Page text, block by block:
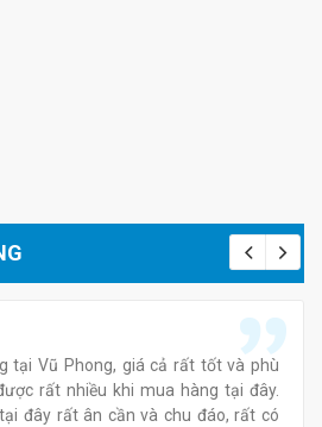
tại Vũ Phong, giá cả rất tốt và phù
rất nhiều khi mua hàng tại đây.
đây rất ân cần và chu đáo, rất có